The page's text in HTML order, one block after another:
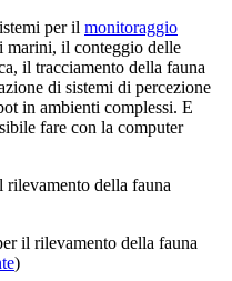
per il monitoraggio
marini, il conteggio delle
il tracciamento della fauna
di sistemi di percezione
in ambienti complessi. E
fare con la computer
il rilevamento della fauna
)